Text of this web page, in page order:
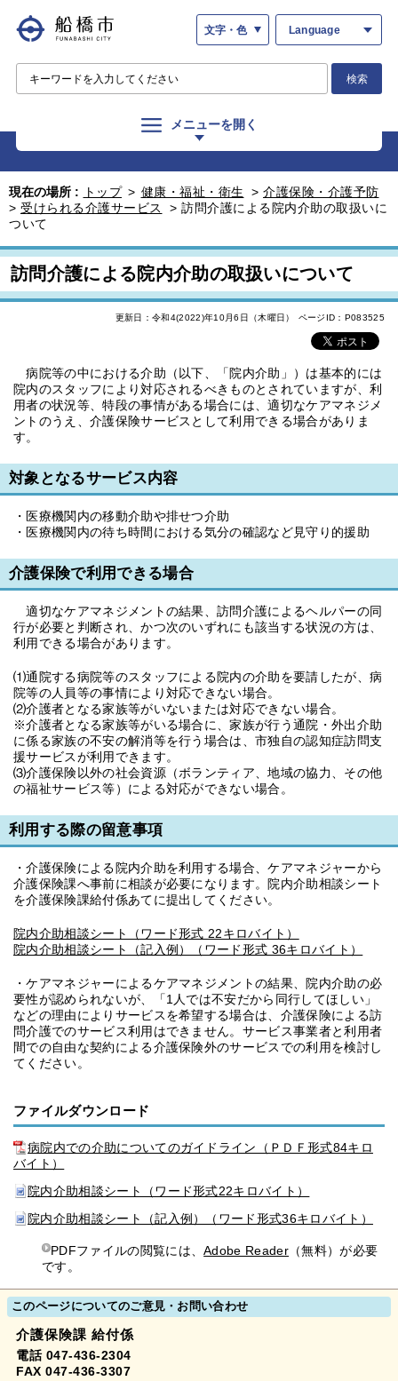
文字・色 Language
検索
メニューを開く
現在の場所 : トップ > 健康・福祉・衛生 > 介護保険・介護予防
> 受けられる介護サービス > 訪問介護による院内介助の取扱いに
ついて
訪問介護による院内介助の取扱いについて
更新日：令和4(2022)年10月6日（木曜日） ページID：P083525
病院等の中における介助（以下、「院内介助」）は基本的には
院内のスタッフにより対応されるべきものとされていますが、利
用者の状況等、特段の事情がある場合には、適切なケアマネジメ
ントのうえ、介護保険サービスとして利用できる場合がありま
す。
対象となるサービス内容
・医療機関内の移動介助や排せつ介助
・医療機関内の待ち時間における気分の確認など見守り的援助
介護保険で利用できる場合
適切なケアマネジメントの結果、訪問介護によるヘルパーの同
行が必要と判断され、かつ次のいずれにも該当する状況の方は、
利用できる場合があります。
⑴通院する病院等のスタッフによる院内の介助を要請したが、病
院等の人員等の事情により対応できない場合。
⑵介護者となる家族等がいないまたは対応できない場合。
※介護者となる家族等がいる場合に、家族が行う通院・外出介助
に係る家族の不安の解消等を行う場合は、市独自の認知症訪問支
援サービスが利用できます。
⑶介護保険以外の社会資源（ボランティア、地域の協力、その他
の福祉サービス等）による対応ができない場合。
利用する際の留意事項
・介護保険による院内介助を利用する場合、ケアマネジャーから
介護保険課へ事前に相談が必要になります。院内介助相談シート
を介護保険課給付係あてに提出してください。
院内介助相談シート（ワード形式 22キロバイト）
院内介助相談シート（記入例）（ワード形式 36キロバイト）
・ケアマネジャーによるケアマネジメントの結果、院内介助の必
要性が認められないが、「1人では不安だから同行してほしい」
などの理由によりサービスを希望する場合は、介護保険による訪
問介護でのサービス利用はできません。サービス事業者と利用者
間での自由な契約による介護保険外のサービスでの利用を検討し
てください。
ファイルダウンロード
病院内での介助についてのガイドライン（ＰＤＦ形式84キロ
バイト）
院内介助相談シート（ワード形式22キロバイト）
院内介助相談シート（記入例）（ワード形式36キロバイト）
PDFファイルの閲覧には、Adobe Reader （無料）が必要
です。
このページについてのご意見・お問い合わせ
介護保険課 給付係
電話 047-436-2304
FAX 047-436-3307